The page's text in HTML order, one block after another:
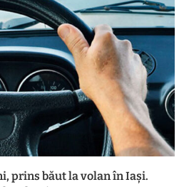
prins băut la volan în Iași.